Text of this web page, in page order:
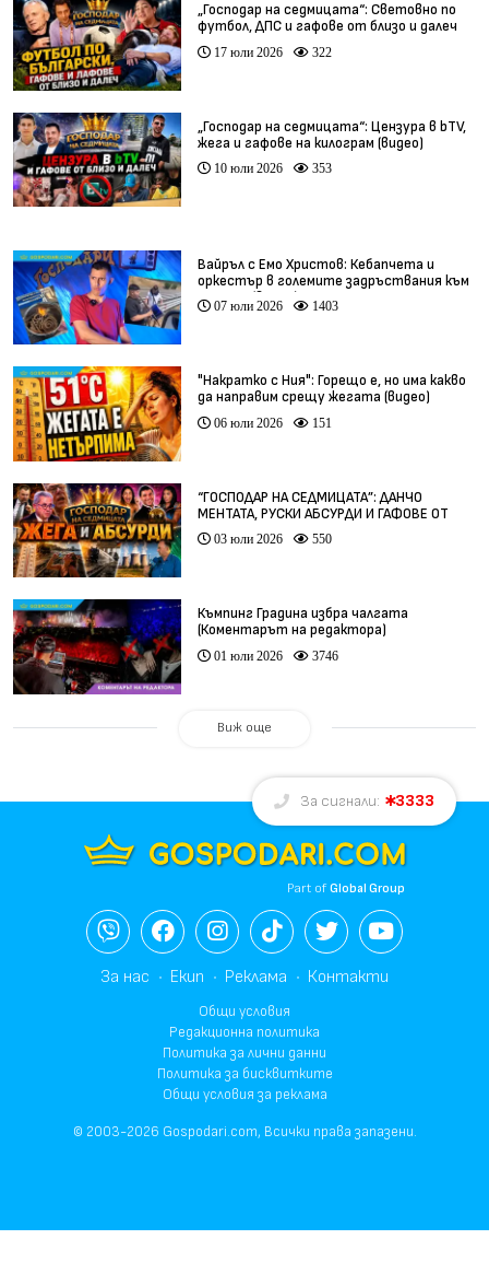
„Господар на седмицата“: Световно по
футбол, ДПС и гафове от близо и далеч
17 юли 2026 322
„Господар на седмицата“: Цензура в bTV,
жега и гафове на килограм (видео)
10 юли 2026 353
Вайръл с Емо Христов: Кебапчета и
оркестър в големите задръствания към
морето (видео)
07 юли 2026 1403
"Накратко с Ния": Горещо е, но има какво
да направим срещу жегата (видео)
06 юли 2026 151
“ГОСПОДАР НА СЕДМИЦАТА”: ДАНЧО
МЕНТАТА, РУСКИ АБСУРДИ И ГАФОВЕ ОТ
ЦЯЛ СВЯТ
03 юли 2026 550
Къмпинг Градина избра чалгата
(Коментарът на редактора)
01 юли 2026 3746
Виж още
За сигнали: 3333
Part ofGlobal Group
За нас Екип Реклама Контакти
Общи условия
Редакционна политика
Политика за лични данни
Политика за бисквитките
Общи условия за реклама
© 2003-2026 Gospodari.com, Всички права запазени.